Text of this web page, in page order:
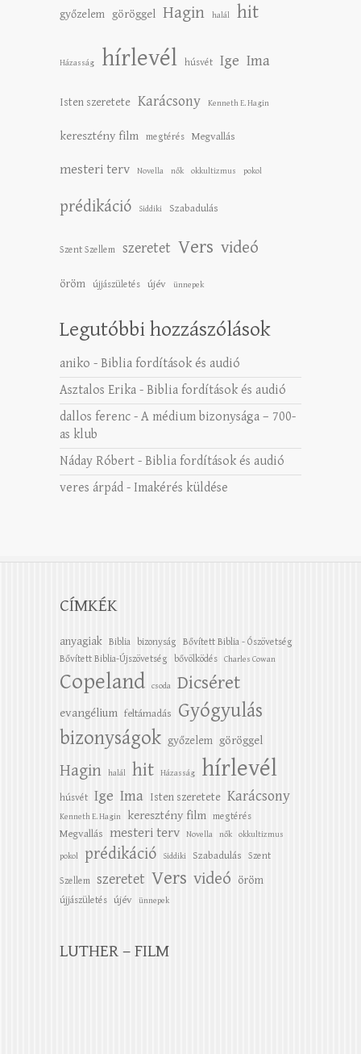
győzelem göröggel Hagin halál hit
Házasság hírlevél húsvét Ige Ima
Isten szeretete Karácsony Kenneth E. Hagin
keresztény film megtérés Megvallás
mesteri terv Novella nők okkultizmus pokol
prédikáció Siddiki Szabadulás
Szent Szellem szeretet Vers videó
öröm újjászületés újév ünnepek
Legutóbbi hozzászólások
aniko - Biblia fordítások és audió
Asztalos Erika - Biblia fordítások és audió
dallos ferenc - A médium bizonysága – 700-
as klub
Náday Róbert - Biblia fordítások és audió
veres árpád - Imakérés küldése
CÍMKÉK
anyagiak Biblia bizonyság
Bővített Biblia - Ószövetség
Bővített Biblia-Újszövetség
bővölködés Charles Cowan
Copeland csoda Dicséret
evangélium feltámadás
Gyógyulás
bizonyságok győzelem göröggel
Hagin halál hit Házasság hírlevél
húsvét Ige Ima Isten szeretete Karácsony
Kenneth E. Hagin keresztény film megtérés
Megvallás mesteri terv Novella nők okkultizmus
pokol prédikáció Siddiki Szabadulás Szent
Szellem szeretet Vers videó öröm
újjászületés újév ünnepek
LUTHER – FILM